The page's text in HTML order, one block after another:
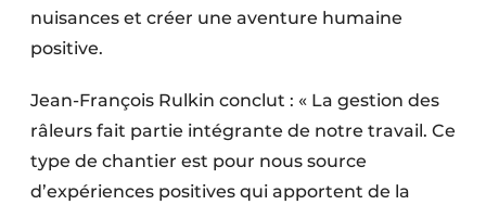
nuisances et créer une aventure humaine
positive.
Jean-François Rulkin conclut : « La gestion des
râleurs fait partie intégrante de notre travail. Ce
type de chantier est pour nous source
d’expériences positives qui apportent de la